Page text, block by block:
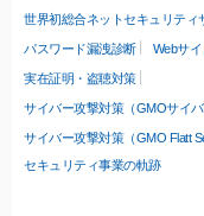
世界初総合ネットセキュリティ
パスワード漏洩診断 Webサ
実在証明・盗聴対策
サイバー攻撃対策（GMOサイ
サイバー攻撃対策（GMO Flatt
セキュリティ事業の軌跡